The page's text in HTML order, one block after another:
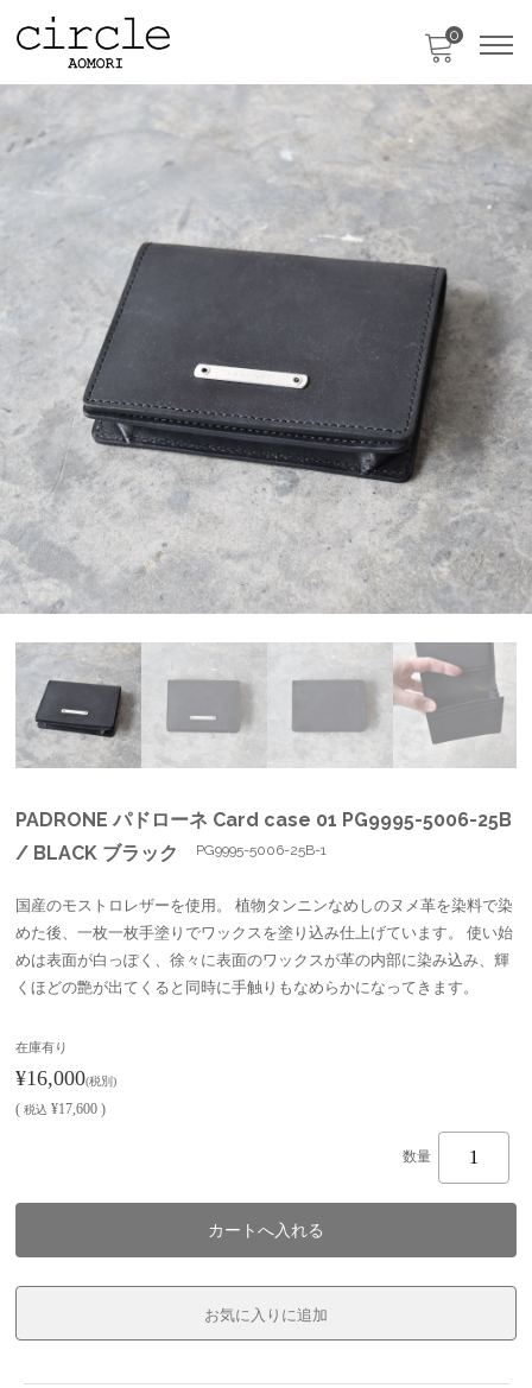
只今、カートに商品はございません。 0
PADRONE パドローネ Card case 01 PG9995-5006-25B
/ BLACK ブラック
PG9995-5006-25B-1
国産のモストロレザーを使用。 植物タンニンなめしのヌメ革を染料で染
めた後、一枚一枚手塗りでワックスを塗り込み仕上げています。 使い始
めは表面が白っぽく、徐々に表面のワックスが革の内部に染み込み、輝
くほどの艶が出てくると同時に手触りもなめらかになってきます。
在庫有り
¥16,000(税別)
( 税込 ¥17,600 )
数量